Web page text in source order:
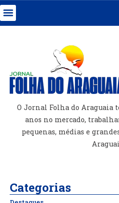
O Jornal Folha do Araguaia
anos no mercado,
pequenas, médias e
Categorias